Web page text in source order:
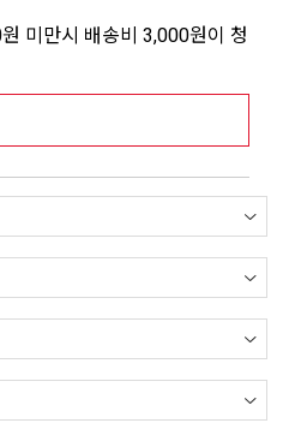
미만시 배송비 3,000원이 청